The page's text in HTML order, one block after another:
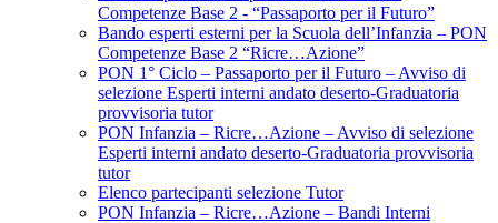
Competenze Base 2 - “Passaporto per il Futuro”
Bando esperti esterni per la Scuola dell’Infanzia – PON
Competenze Base 2 “Ricre…Azione”
PON 1° Ciclo – Passaporto per il Futuro – Avviso di
selezione Esperti interni andato deserto-Graduatoria
provvisoria tutor
PON Infanzia – Ricre…Azione – Avviso di selezione
Esperti interni andato deserto-Graduatoria provvisoria
tutor
Elenco partecipanti selezione Tutor
PON Infanzia – Ricre…Azione – Bandi Interni